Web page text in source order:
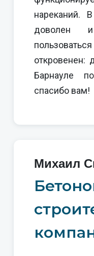
нареканий.
доволен
откровенен:
Барнауле
спасибо вам!
Михаил